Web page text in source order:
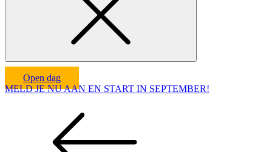
Open dag
MELD JE NU AAN EN START IN SEPTEMBER!